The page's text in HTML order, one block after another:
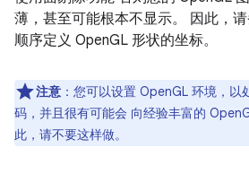
薄，甚至可能根本不显示。 因此，
顺序定义 OpenGL 形状的坐标。
注意 ：您可以设置 OpenGL 环境，
码，并且很有可能会 向经验丰富的
此，请不要这样做。